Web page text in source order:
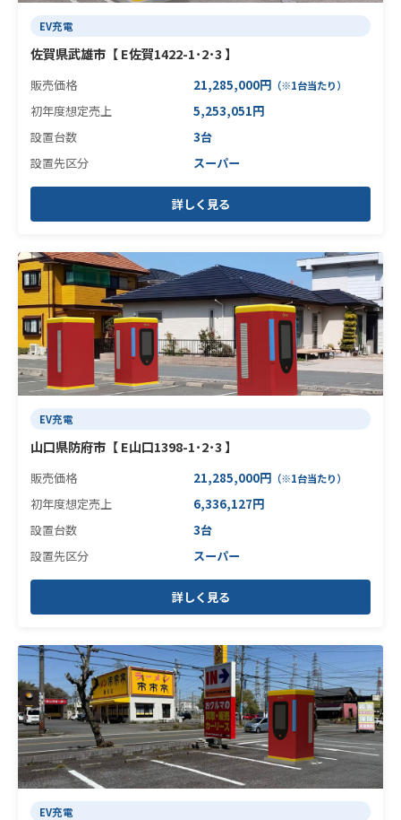
EV充電
佐賀県武雄市【 E佐賀1422-1･2･3 】
販売価格 21,285,000円 （※1台当たり）
初年度想定売上
5,253,051円
設置台数
3台
設置先区分
スーパー
詳しく見る
EV充電
山口県防府市【 E山口1398-1･2･3 】
販売価格 21,285,000円 （※1台当たり）
初年度想定売上
6,336,127円
設置台数
3台
設置先区分
スーパー
詳しく見る
EV充電